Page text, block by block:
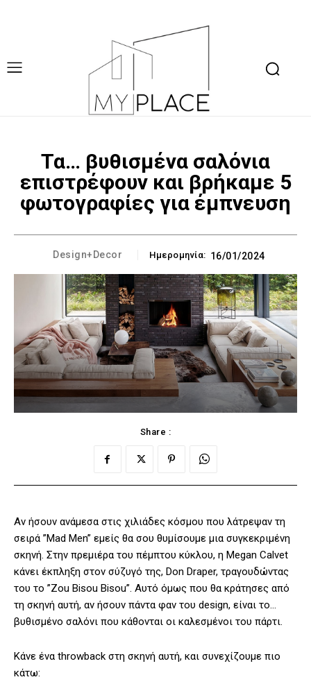
Τα… βυθισμένα σαλόνια
επιστρέφουν και βρήκαμε 5
φωτογραφίες για έμπνευση
Design+Decor Ημερομηνία: 16/01/2024
Share :
Αν ήσουν ανάμεσα στις χιλιάδες κόσμου που λάτρεψαν τη
σειρά ”Mad Men” εμείς θα σου θυμίσουμε μια συγκεκριμένη
σκηνή. Στην πρεμιέρα του πέμπτου κύκλου, η Megan Calvet
κάνει έκπληξη στον σύζυγό της, Don Draper, τραγουδώντας
του το ”Zou Bisou Bisou”. Αυτό όμως που θα κράτησες από
τη σκηνή αυτή, αν ήσουν πάντα φαν του design, είναι το…
βυθισμένο σαλόνι που κάθονται οι καλεσμένοι του πάρτι.
Κάνε ένα throwback στη σκηνή αυτή, και συνεχίζουμε πιο
κάτω: